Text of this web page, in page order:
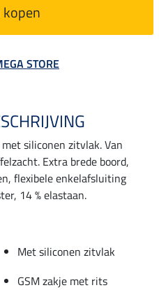
kopen
STORE
siliconen zitvlak. Van
Extra brede boord,
flexibele enkelafsluiting
14 % elastaan.
Met siliconen zitvlak
GSM zakje met rits